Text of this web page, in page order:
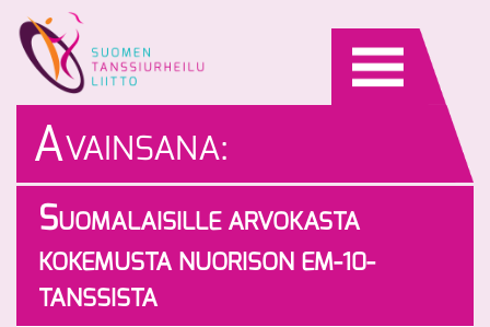
content
AVAINSANA:
PRUIKKONEN
SUOMALAISILLE ARVOKASTA
KOKEMUSTA NUORISON EM-10-
TANSSISTA